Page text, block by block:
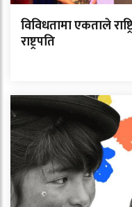
विविधतामा एकताले
राष्ट्रपति